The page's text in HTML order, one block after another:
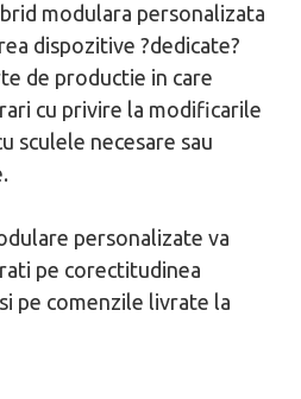
modulara personalizata
dispozitive ?dedicate?
de productie in care
cu privire la modificarile
sculele necesare sau
personalizate va
pe corectitudinea
pe comenzile livrate la